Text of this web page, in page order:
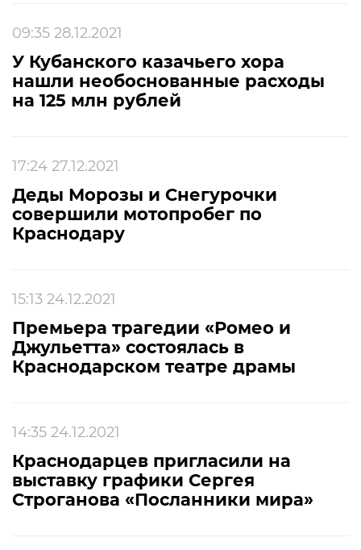
09:35 28.12.2021
У Кубанского казачьего хора
нашли необоснованные расходы
на 125 млн рублей
17:24 27.12.2021
Деды Морозы и Снегурочки
совершили мотопробег по
Краснодару
15:13 24.12.2021
Премьера трагедии «Ромео и
Джульетта» состоялась в
Краснодарском театре драмы
14:35 24.12.2021
Краснодарцев пригласили на
выставку графики Сергея
Строганова «Посланники мира»